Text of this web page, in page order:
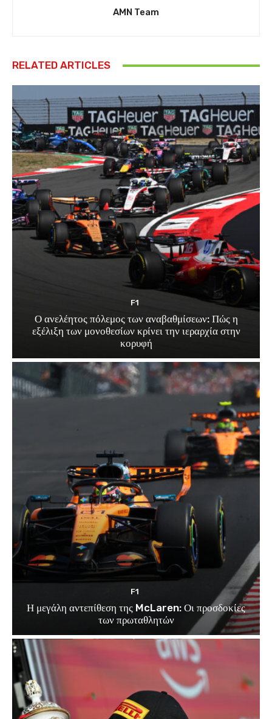
AMN Team
RELATED ARTICLES
F1
Ο ανελέητος πόλεμος των αναβαθμίσεων: Πώς η
εξέλιξη των μονοθεσίων κρίνει την ιεραρχία στην
κορυφή
F1
Η μεγάλη αντεπίθεση της McLaren: Οι προσδοκίες
των πρωταθλητών